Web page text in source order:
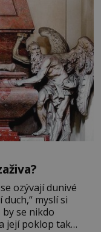
ozývají dunivé
myslí si
se nikdo
její poklop tak